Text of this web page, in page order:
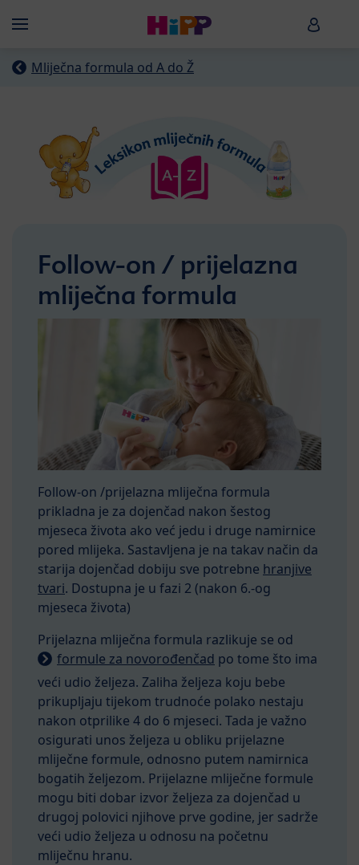
Menü HiPP
Mliječna formula od A do Ž
Follow-on / prijelazna
mliječna formula
Follow-on /prijelazna mliječna formula
prikladna je za dojenčad nakon šestog
mjeseca života ako već jedu i druge namirnice
pored mlijeka. Sastavljena je na takav način da
starija dojenčad dobiju sve potrebne hranjive
tvari. Dostupna je u fazi 2 (nakon 6.-og
mjeseca života)
Prijelazna mliječna formula razlikuje se od
formule za novorođenčad po tome što ima
veći udio željeza. Zaliha željeza koju bebe
prikupljaju tijekom trudnoće polako nestaju
nakon otprilike 4 do 6 mjeseci. Tada je važno
osigurati unos željeza u obliku prijelazne
mliječne formule, odnosno putem namirnica
bogatih željezom. Prijelazne mliječne formule
mogu biti dobar izvor željeza za dojenčad u
drugoj polovici njihove prve godine, jer sadrže
veći udio željeza u odnosu na početnu
mliječnu hranu.